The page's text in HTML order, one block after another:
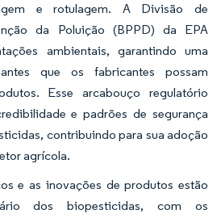
e rotulagem. A Divisão de
da Poluição (BPPD) da EPA
ambientais, garantindo uma
que os fabricantes possam
Esse arcabouço regulatório
e padrões de segurança
contribuindo para sua adoção
agrícola.
e as inovações de produtos estão
dos biopesticidas, com os